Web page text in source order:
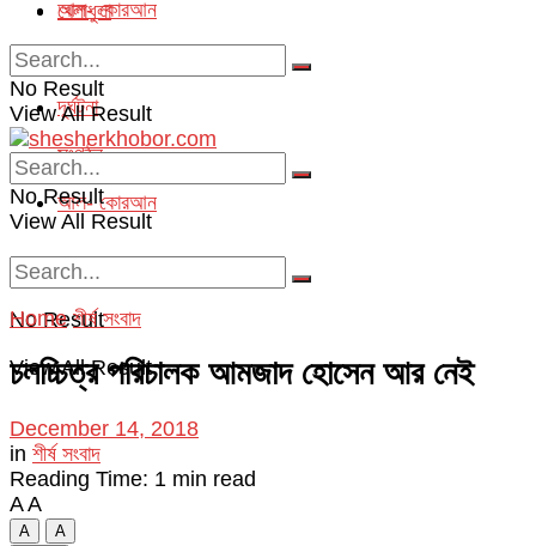
খেলাধুলা
অপরাধ
দূর্ঘটনা
সংগঠন
আল- কোরআন
No Result
View All Result
আল- কোরআন
No Result
View All Result
No Result
View All Result
Home শীর্ষ সংবাদ
চলচ্চিত্র পরিচালক আমজাদ হোসেন আর নেই
December 14, 2018
in শীর্ষ সংবাদ
Reading Time: 1 min read
A A
A
A